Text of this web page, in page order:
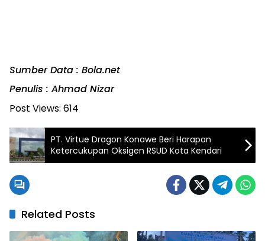
Sumber Data : Bola.net
Penulis : Ahmad Nizar
Post Views: 614
PT. Virtue Dragon Konawe Beri Harapan
Ketercukupan Oksigen RSUD Kota Kendari
Related Posts